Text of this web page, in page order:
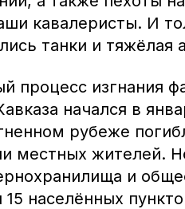
кавалеристы. И
танки и тяжёлая
процесс изгнания
начался в
рубеже
местных жителей.
и
населённых